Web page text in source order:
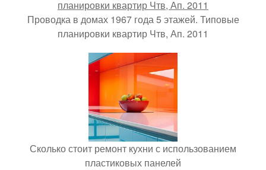
Проводка в домах 1967 года 5 этажей. Типовые
планировки квартир Чтв, Ап. 2011
Сколько стоит ремонт кухни с использованием
пластиковых панелей